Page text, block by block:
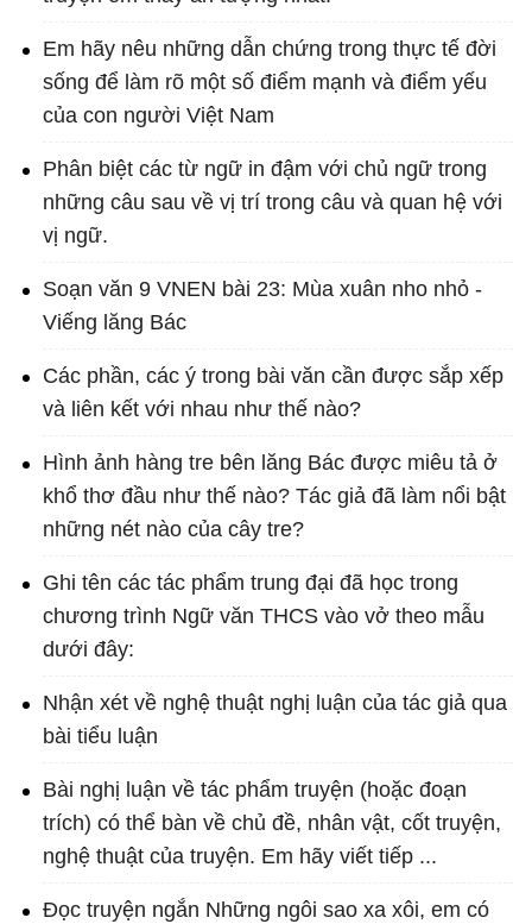
Em hãy nêu những dẫn chứng trong thực tế đời
sống để làm rõ một số điểm mạnh và điểm yếu
của con người Việt Nam
Phân biệt các từ ngữ in đậm với chủ ngữ trong
những câu sau về vị trí trong câu và quan hệ với
vị ngữ.
Soạn văn 9 VNEN bài 23: Mùa xuân nho nhỏ -
Viếng lăng Bác
Các phần, các ý trong bài văn cần được sắp xếp
và liên kết với nhau như thế nào?
Hình ảnh hàng tre bên lăng Bác được miêu tả ở
khổ thơ đầu như thế nào? Tác giả đã làm nổi bật
những nét nào của cây tre?
Ghi tên các tác phẩm trung đại đã học trong
chương trình Ngữ văn THCS vào vở theo mẫu
dưới đây:
Nhận xét về nghệ thuật nghị luận của tác giả qua
bài tiểu luận
Bài nghị luận về tác phẩm truyện (hoặc đoạn
trích) có thể bàn về chủ đề, nhân vật, cốt truyện,
nghệ thuật của truyện. Em hãy viết tiếp ...
Đọc truyện ngắn Những ngôi sao xa xôi, em có